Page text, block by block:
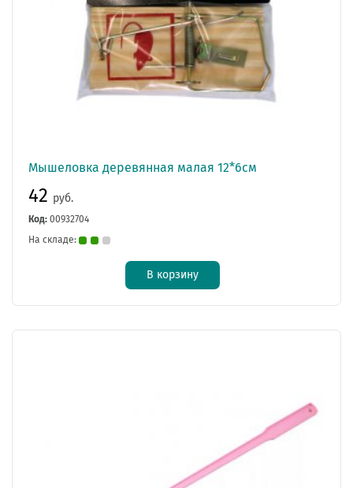
Мышеловка деревянная малая 12*6см
42 руб.
Код: 00932704
На складе:
В корзину